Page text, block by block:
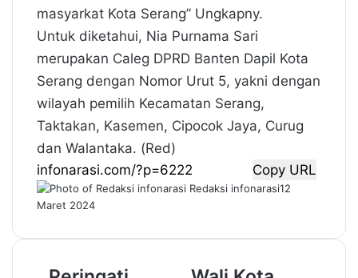
masyarkat Kota Serang” Ungkapny.
Untuk diketahui, Nia Purnama Sari
merupakan Caleg DPRD Banten Dapil Kota
Serang dengan Nomor Urut 5, yakni dengan
wilayah pemilih Kecamatan Serang,
Taktakan, Kasemen, Cipocok Jaya, Curug
dan Walantaka. (Red)
Copy URL
Redaksi infonarasi12
Maret 2024
P W